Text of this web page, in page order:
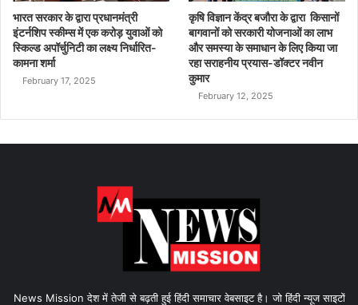
भारत सरकार के द्वारा प्रधानमंत्री
इंटर्नशिप स्कीम्स में एक करोड़ युवाओं को
स्किल्ड अपॉर्चुनिटी का लक्ष्य निर्धारित-
कामना शर्मा
February 17, 2025
कृषि विज्ञान केंद्र बजौरा के द्वारा किसानों
बागवानों को सरकारी योजनाओं का लाभ
और समस्या के समाधान के लिए किया जा
रहा सराहनीय प्रयास-डॉक्टर नवीन
कुमार
February 12, 2025
News Mission देश में तेजी से बढ़ती हुई हिंदी समाचार वेबसाइट है। जो हिंदी न्यूज साइटों